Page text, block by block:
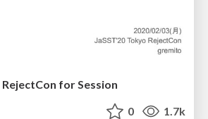
RejectCon for Session
0 1.7k